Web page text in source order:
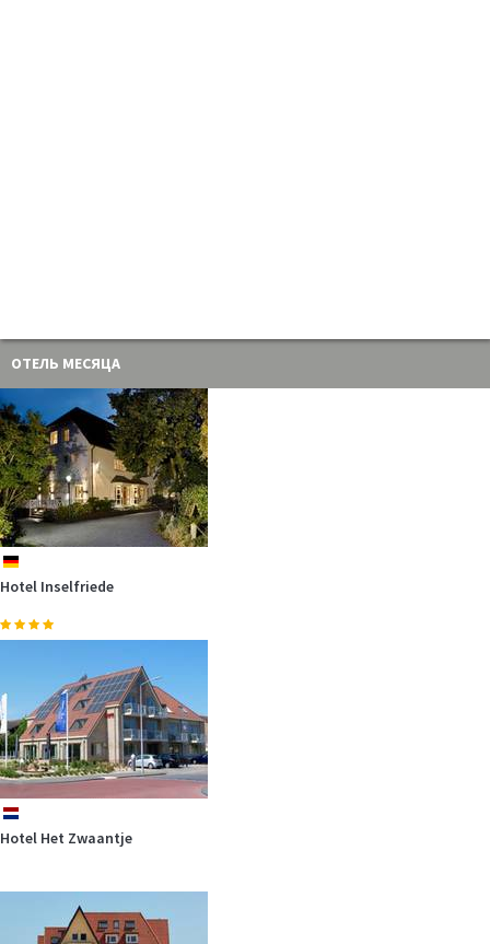
OТEЛЬ МЕСЯЦА
de
Hotel Inselfriede
nl
Hotel Het Zwaantje